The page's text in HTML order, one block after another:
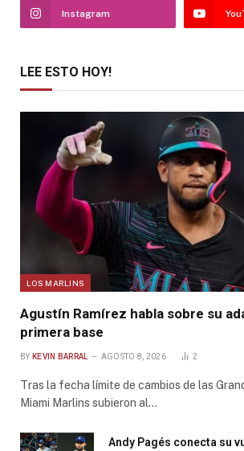
Instagram
LEE ESTO HOY!
LOS MARLINS
Agustín Ramírez habla sobre su
primera base
BY KEVIN BARRAL AGOSTO 8, 2026 2
Tras la fecha límite de cambios de las
Miami Marlins subieron al…
Andy Pagés conecta su